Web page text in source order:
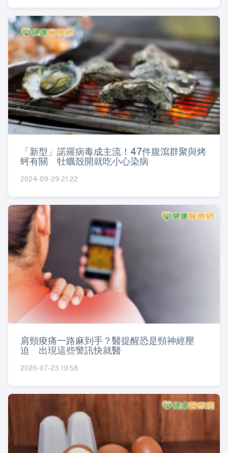
「新型」諾羅病毒成主流！47件腹瀉群聚與烤
蚵有關 牡蠣殼開就吃小心染病
2024-09-29 21:22
肩頸痠痛一路麻到手？醫提醒恐是頸神經壓
迫 出現這些警訊快就醫
2026-07-23 19:58